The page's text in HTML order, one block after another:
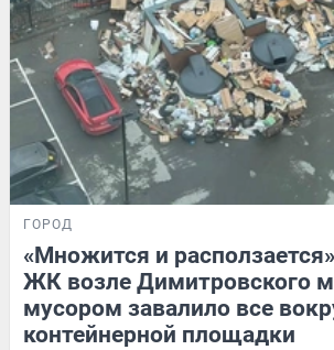
ГОРОД
«Множится и
ЖК возле Димитровского
мусором завалило все
контейнерной площадки